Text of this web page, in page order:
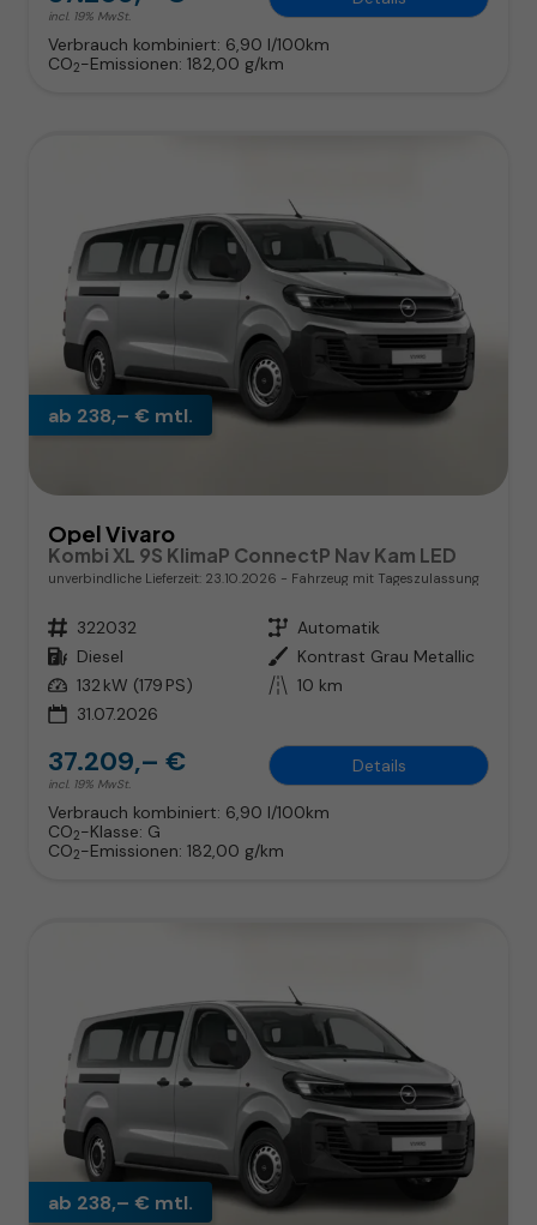
incl. 19% MwSt.
Verbrauch kombiniert: 6,90 l/100km
CO2-Emissionen: 182,00 g/km
ab 238,– € mtl.
Opel Vivaro
Kombi XL 9S KlimaP ConnectP Nav Kam LED
unverbindliche Lieferzeit: 23.10.2026 Fahrzeug mit Tageszulassung
Fahrzeugnr. 322032 Getriebe Automatik
Kraftstoff Diesel Außenfarbe Kontrast Grau Metallic
Leistung 132 kW (179 PS) Kilometerstand 10 km
31.07.2026
37.209,– €
incl. 19% MwSt.
Details
Verbrauch kombiniert: 6,90 l/100km
CO2-Klasse: G
CO2-Emissionen: 182,00 g/km
ab 238,– € mtl.